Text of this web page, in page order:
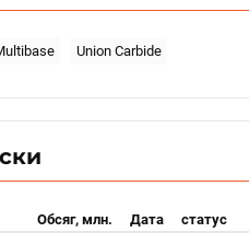
Union Carbide
Обсяг, млн. Дата статус